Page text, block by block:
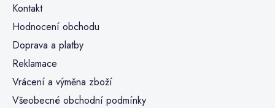
Kontakt
Hodnocení obchodu
Doprava a platby
Reklamace
Vrácení a výměna zboží
Všeobecné obchodní podmínky